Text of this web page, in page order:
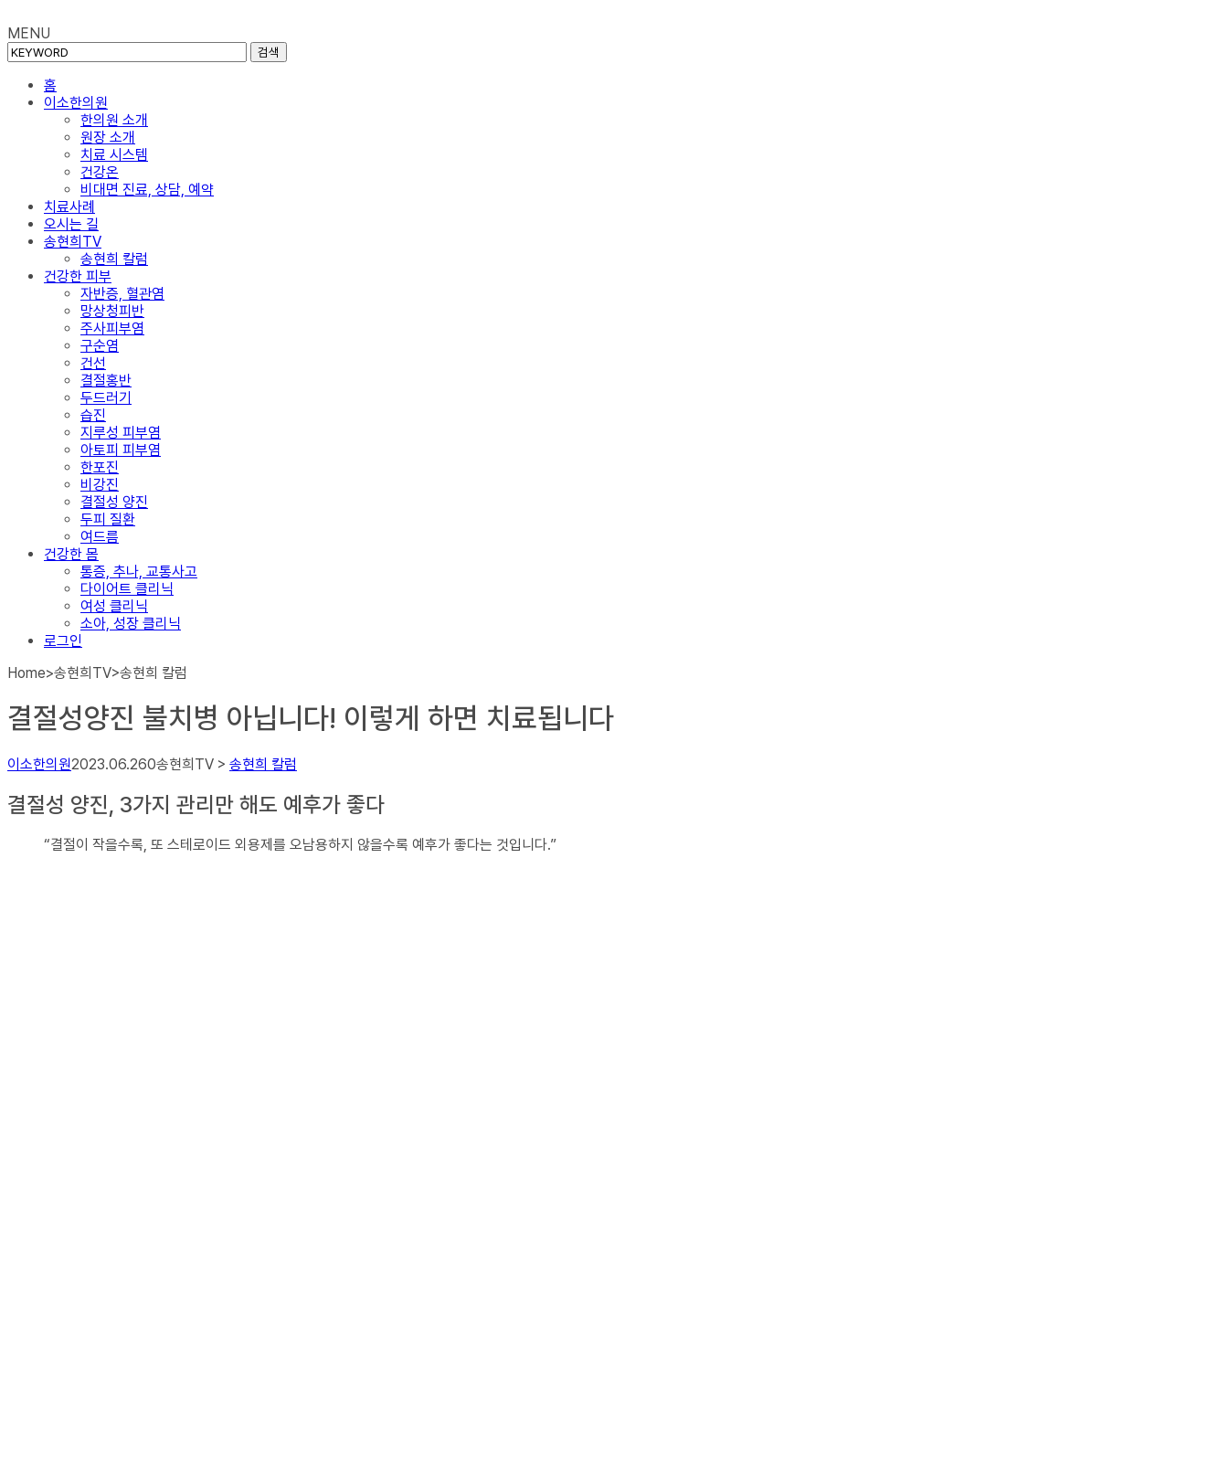
MENU
검색
홈
이소한의원
한의원 소개
원장 소개
치료 시스템
건강온
비대면 진료, 상담, 예약
치료사례
오시는 길
송현희TV
송현희 칼럼
건강한 피부
자반증, 혈관염
망상청피반
주사피부염
구순염
건선
결절홍반
두드러기
습진
지루성 피부염
아토피 피부염
한포진
비강진
결절성 양진
두피 질환
여드름
건강한 몸
통증, 추나, 교통사고
다이어트 클리닉
여성 클리닉
소아, 성장 클리닉
로그인
Home>송현희TV>송현희 칼럼
결절성양진 불치병 아닙니다! 이렇게 하면 치료됩니다
이소한의원2023.06.260송현희TV > 송현희 칼럼
결절성 양진, 3가지 관리만 해도 예후가 좋다
“결절이 작을수록, 또 스테로이드 외용제를 오남용하지 않을수록 예후가 좋다는 것입니다.”